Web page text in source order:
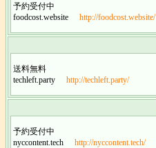
予約受付中
foodcost.website
http://foodcost.website/
送料無料
techleft.party
http://techleft.party/
予約受付中
nyccontent.tech
http://nyccontent.tech/